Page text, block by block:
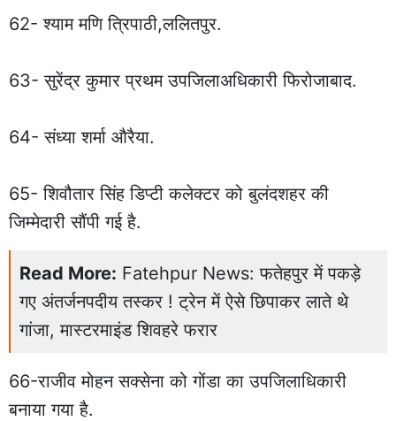
62- श्याम मणि त्रिपाठी,ललितपुर.
63- सुरेंद्र कुमार प्रथम उपजिलाअधिकारी फिरोजाबाद.
64- संध्या शर्मा औरैया.
65- शिवौतार सिंह डिप्टी कलेक्टर को बुलंदशहर की
जिम्मेदारी सौंपी गई है.
Read More: Fatehpur News: फतेहपुर में पकड़े
गए अंतर्जनपदीय तस्कर ! ट्रेन में ऐसे छिपाकर लाते थे
गांजा, मास्टरमाइंड शिवहरे फरार
66-राजीव मोहन सक्सेना को गोंडा का उपजिलाधिकारी
बनाया गया है.